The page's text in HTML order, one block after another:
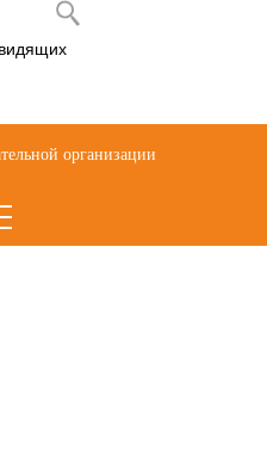
организации